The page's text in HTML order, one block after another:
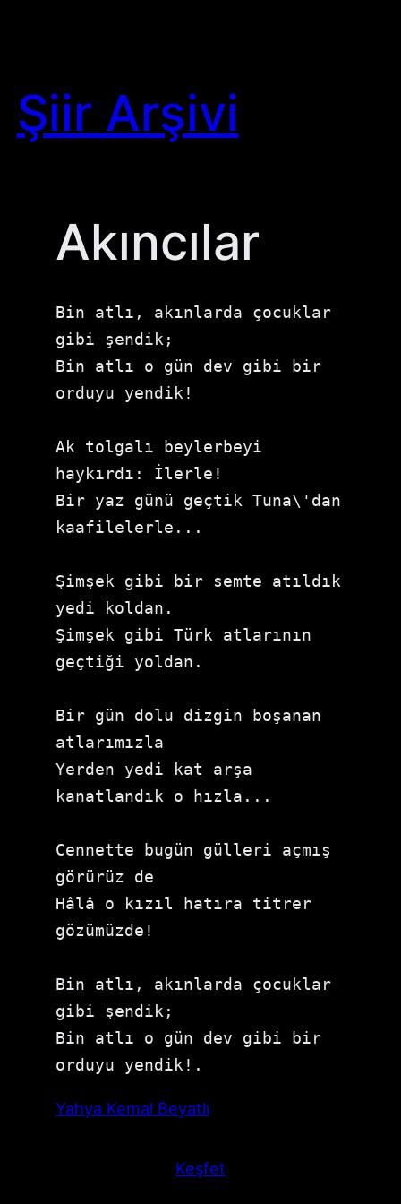
Şiir Arşivi
Akıncılar
Bin atlı, akınlarda çocuklar
gibi şendik;
Bin atlı o gün dev gibi bir
orduyu yendik!
Ak tolgalı beylerbeyi
haykırdı: İlerle!
Bir yaz günü geçtik Tuna\'dan
kaafilelerle...
Şimşek gibi bir semte atıldık
yedi koldan.
Şimşek gibi Türk atlarının
geçtiği yoldan.
Bir gün dolu dizgin boşanan
atlarımızla
Yerden yedi kat arşa
kanatlandık o hızla...
Cennette bugün gülleri açmış
görürüz de
Hâlâ o kızıl hatıra titrer
gözümüzde!
Bin atlı, akınlarda çocuklar
gibi şendik;
Bin atlı o gün dev gibi bir
orduyu yendik!.
Yahya Kemal Beyatlı
Keşfet